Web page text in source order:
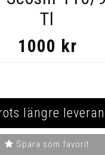
Tl
1000 kr
längre
Spara som favorit